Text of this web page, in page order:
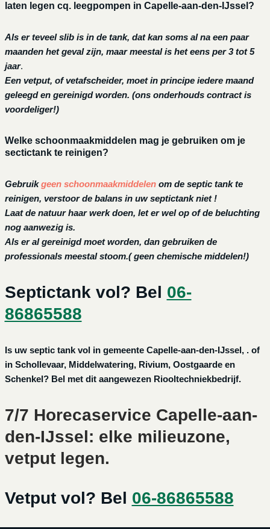
laten legen cq. leegpompen in Capelle-aan-den-IJssel?
Als er teveel slib is in de tank, dat kan soms al na een paar
maanden het geval zijn, maar meestal is het eens per 3 tot 5
jaar.
Een vetput, of vetafscheider, moet in principe iedere maand
geleegd en gereinigd worden. (ons onderhouds contract is
voordeliger!)
Welke schoonmaakmiddelen mag je gebruiken om je
sectictank te reinigen?
Gebruikgeen schoonmaakmiddelen om de septic tank te
reinigen, verstoor de balans in uw septictank niet !
Laat de natuur haar werk doen, let er wel op of de beluchting
nog aanwezig is.
Als er al gereinigd moet worden, dan gebruiken de
professionals meestal stoom.( geen chemische middelen!)
Septictank vol? Bel 06-
86865588
Is uw septic tank vol in gemeente Capelle-aan-den-IJssel, . of
in Schollevaar, Middelwatering, Rivium, Oostgaarde en
Schenkel? Bel met dit aangewezen Riooltechniekbedrijf.
7/7 Horecaservice Capelle-aan-
den-IJssel: elke milieuzone,
vetput legen.
Vetput vol? Bel 06-86865588